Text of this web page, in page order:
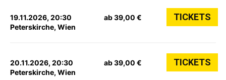
19.11.2026, 20:30
Peterskirche, Wien
ab 39,00 € TICKETS
20.11.2026, 20:30
Peterskirche, Wien
ab 39,00 € TICKETS